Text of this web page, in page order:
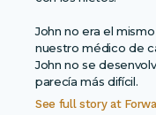
John no era el
nuestro médico de
John no se
parecía más difícil.
See full story at